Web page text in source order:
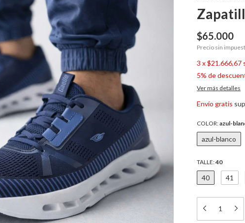
$65.000
Precio sin
3 x$21.666,67
5% de
Ver más detalles
Envío gratis
COLOR:azul-
azul-blanco
TALLE:40
40 41